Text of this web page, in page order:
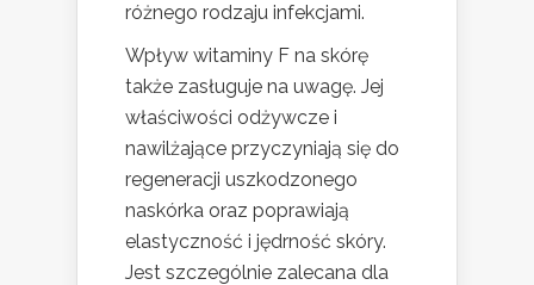
różnego rodzaju infekcjami.
Wpływ witaminy F na skórę
także zasługuje na uwagę. Jej
właściwości odżywcze i
nawilżające przyczyniają się do
regeneracji uszkodzonego
naskórka oraz poprawiają
elastyczność i jędrność skóry.
Jest szczególnie zalecana dla